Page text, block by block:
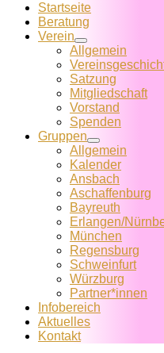
Startseite
Beratung
Verein
Allgemein
Satzung
Mitglied­schaft
Vorstand
Spenden
Gruppen
Allgemein
Kalender
Ansbach
Aschaffenburg
Bayreuth
Erlangen/
München
Regensburg
Schweinfurt
Würzburg
Partner*innen
Infobereich
Aktuelles
Kontakt